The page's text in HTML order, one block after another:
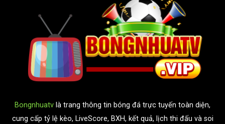
Bongnhuatv là trang thông tin bóng đá trực tuyến toàn diện,
cung cấp tỷ lệ kèo, LiveScore, BXH, kết quả, lịch thi đấu và soi